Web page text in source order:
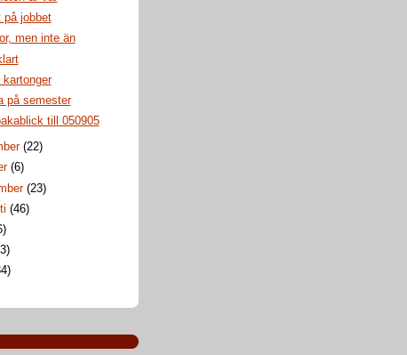
på jobbet
men inte än
kartonger
på semester
till 050905
(22)
(6)
(23)
(46)